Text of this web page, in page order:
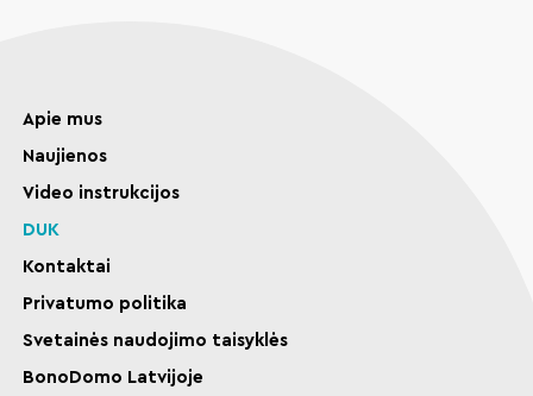
Apie mus
Naujienos
Video instrukcijos
DUK
Kontaktai
Privatumo politika
Svetainės naudojimo taisyklės
BonoDomo Latvijoje